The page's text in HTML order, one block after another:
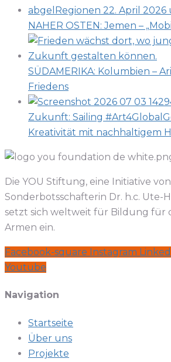
NAHER OSTEN: Jemen –
SÜDAMERIKA: Kolumbien –
Friedens
Zukunft: Sailing
Kreativität mit nachhaltigem
Die YOU Stiftung, eine Initiative von
Sonderbotsschafterin Dr. h.c. Ute-
setzt sich weltweit für Bildung für
Armen ein.
Facebook-square Instagram
Youtube
Navigation
Startseite
Über uns
Projekte